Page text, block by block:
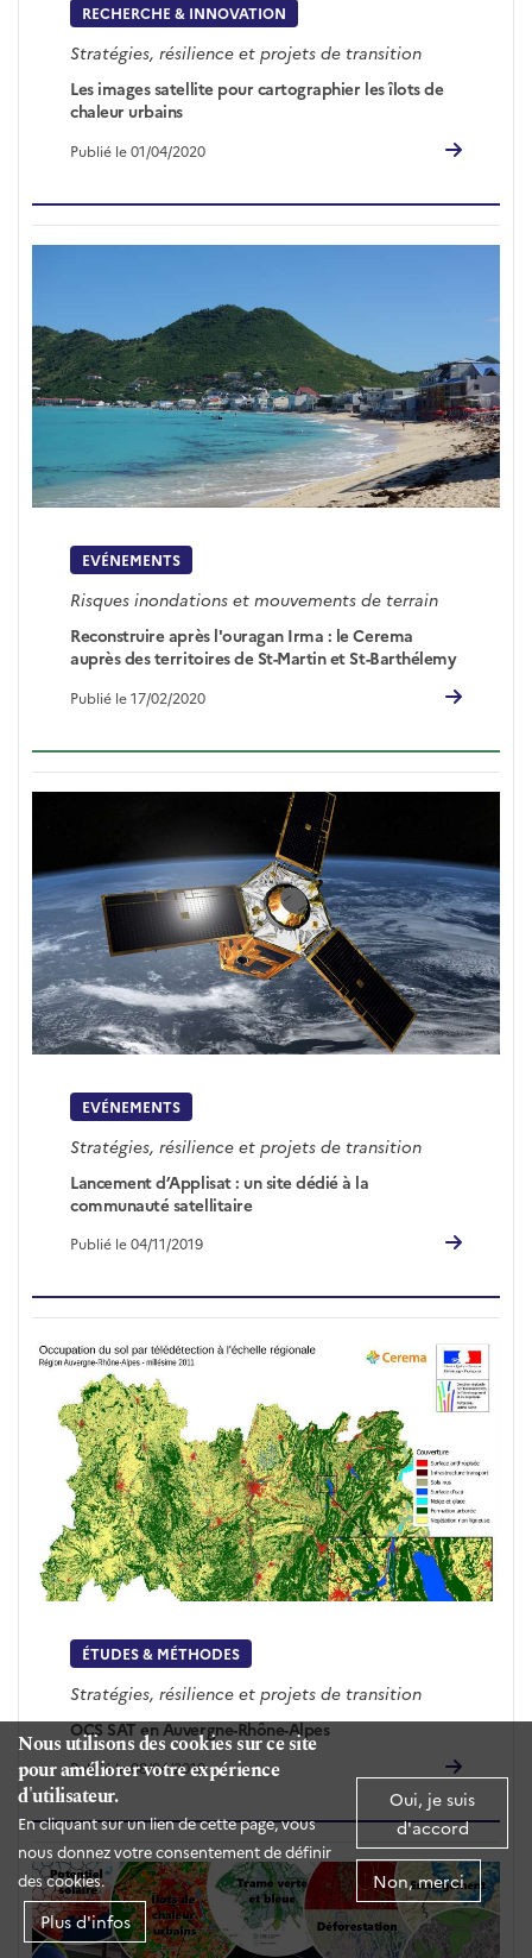
Nous utilisons des cookies sur ce site
pour améliorer votre expérience
d'utilisateur.
En cliquant sur un lien de cette page, vous
nous donnez votre consentement de définir
des cookies.
Plus d'infos
Oui, je suis
d'accord
Non, merci
RECHERCHE & INNOVATION
Stratégies, résilience et projets de transition
Les images satellite pour cartographier les îlots de
chaleur urbains
Publié le 01/04/2020
EVÉNEMENTS
Risques inondations et mouvements de terrain
Reconstruire après l'ouragan Irma : le Cerema
auprès des territoires de St-Martin et St-Barthélemy
Publié le 17/02/2020
EVÉNEMENTS
Stratégies, résilience et projets de transition
Lancement d’Applisat : un site dédié à la
communauté satellitaire
Publié le 04/11/2019
ÉTUDES & MÉTHODES
Stratégies, résilience et projets de transition
OCS SAT en Auvergne-Rhône-Alpes
Publié le 08/04/2019